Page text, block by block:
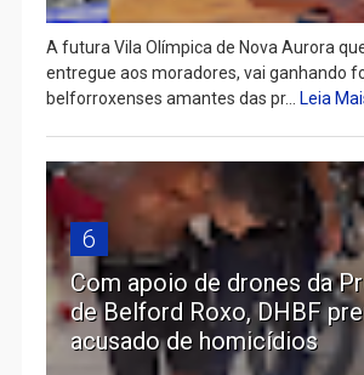
A futura Vila Olímpica de Nova Aurora
entregue aos moradores, vai ganhando
belforroxenses amantes das pr...
Leia
6
Com apoio de drones da
de Belford Roxo, DHBF
acusado de homicídios